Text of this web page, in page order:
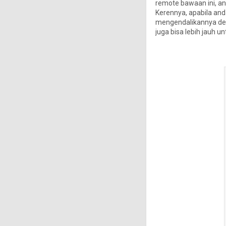
remote bawaan ini,
Kerennya, apabila
mengendalikannya
juga bisa lebih jauh